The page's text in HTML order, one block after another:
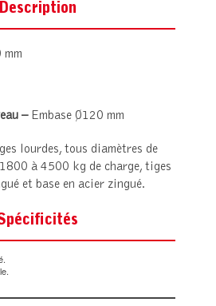
Description
mm
– Embase Ø120 mm
lourdes, tous diamètres de
à 4500 kg de charge, tiges
et base en acier zingué.